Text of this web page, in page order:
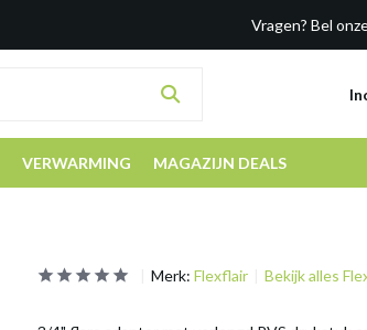
Vragen? Bel
VERWARMING MAGAZIJN DEALS
Merk: Flexflair Bekijk alles